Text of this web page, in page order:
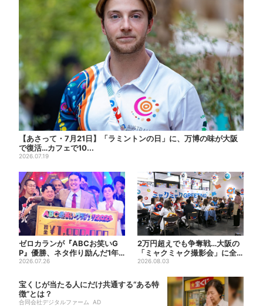
【あさって・7月21日】「ラミントンの日」に、万博の味が大阪
で復活…カフェで10...
2026.07.19
ゼロカランが『ABCお笑いG
P』優勝、ネタ作り励んだ1年
間「若手で一番やってる自...
2026.07.26
2万円超えでも争奪戦…大阪の
「ミャクミャク撮影会」に全
国からファン集結、参加者に...
2026.08.03
宝くじが当たる人にだけ共通する“ある特
徴”とは？
合同会社デジタルファーム AD